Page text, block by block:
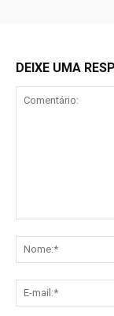
DEIXE UMA